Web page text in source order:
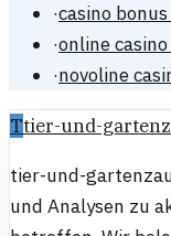
·casino
·online
·novoline
Ttier-und-
tier-und-
und Analysen zu